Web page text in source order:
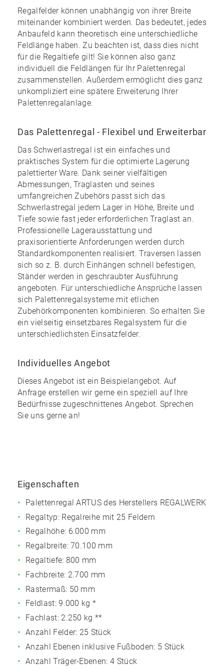
Regalfelder können unabhängig von ihrer Breite
miteinander kombiniert werden. Das bedeutet, jedes
Anbaufeld kann theoretisch eine unterschiedliche
Feldlänge haben. Zu beachten ist, dass dies nicht
für die Regaltiefe gilt! Sie können also ganz
individuell die Feldlängen für Ihr Palettenregal
zusammenstellen. Außerdem ermöglicht dies ganz
unkompliziert eine spätere Erweiterung Ihrer
Palettenregalanlage.
Das Palettenregal - Flexibel und Erweiterbar
Das Schwerlastregal ist ein einfaches und
praktisches System für die optimierte Lagerung
palettierter Ware. Dank seiner vielfältigen
Abmessungen, Traglasten und seines
umfangreichen Zubehörs passt sich das
Schwerlastregal jedem Lager in Höhe, Breite und
Tiefe sowie fast jeder erforderlichen Traglast an.
Professionelle Lagerausstattung und
praxisorientierte Anforderungen werden durch
Standardkomponenten realisiert. Traversen lassen
sich so z. B. durch Einhängen schnell befestigen,
Ständer werden in geschraubter Ausführung
angeboten. Für unterschiedliche Ansprüche lassen
sich Palettenregalsysteme mit etlichen
Zubehörkomponenten kombinieren. So erhalten Sie
einvielseitig einsetzbares Regalsystem für die
unterschiedlichsten Einsatzfelder.
Individuelles Angebot
Dieses Angebot ist ein Beispielangebot. Auf
Anfrage erstellen wir gerne ein speziell auf Ihre
Bedürfnisse zugeschnittenes Angebot. Sprechen
Sie uns gerne an!
Eigenschaften
Palettenregal ARTUS des Herstellers REGALWERK
Regaltyp: Regalreihe mit 25 Feldern
Regalhöhe: 6.000 mm
Regalbreite: 70.100 mm
Regaltiefe: 800 mm
Fachbreite: 2.700 mm
Rastermaß: 50 mm
Feldlast:9.000 kg *
Fachlast: 2.250 kg **
Anzahl Felder: 25 Stück
Anzahl Ebenen inklusive Fußboden: 5 Stück
Anzahl Träger-Ebenen: 4 Stück